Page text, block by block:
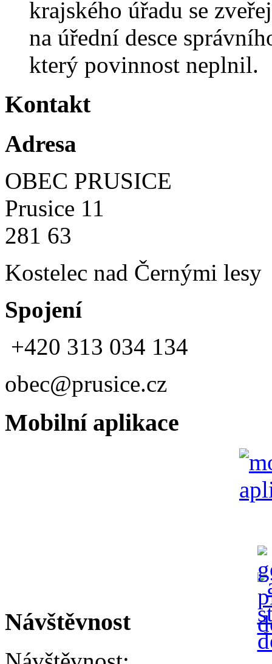
krajského úřadu se
na úřední desce
který povinnost neplnil.
Kontakt
Adresa
OBEC PRUSICE
Prusice 11
281 63
Kostelec nad Černými lesy
Spojení
+420 313 034 134
obec@prusice.cz
Mobilní aplikace
Návštěvnost